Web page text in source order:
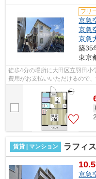
フリ
京急
京急
京急
築35
東京
徒歩4分の場所に大田区立羽田小
費用がお支払いいただけるので
な物件で目的地に応じて路線を選
賃貸 | マンション ラフィ
10.5
京急